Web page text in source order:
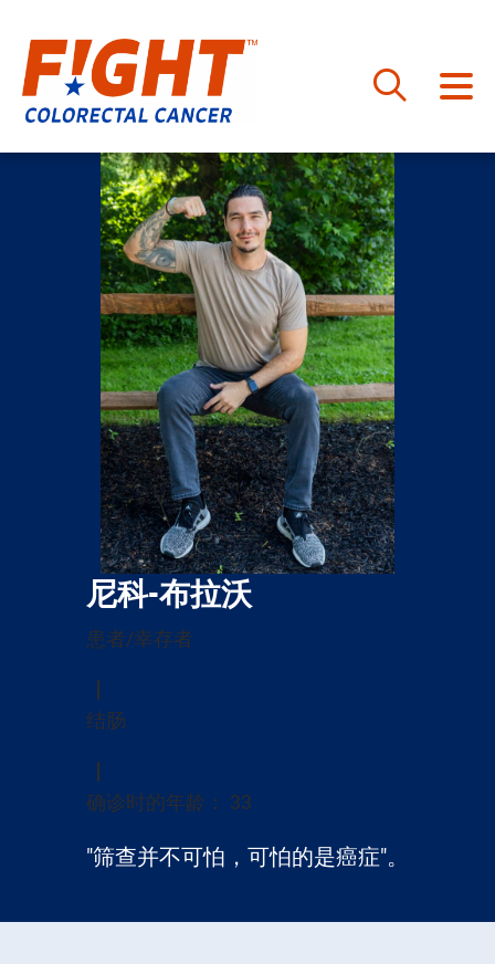
至
尼科-布拉沃
患者/幸存者
结肠
确诊时的年龄： 33
"筛查并不可怕，可怕的是癌症"。